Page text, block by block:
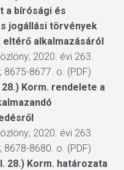
a bírósági és
jogállási törvények
alkalmazásáról
2020. évi 263.
8677. o. (PDF)
28.) Korm. rendelete a
2020. évi 263.
8680. o. (PDF)
28.) Korm. határozata